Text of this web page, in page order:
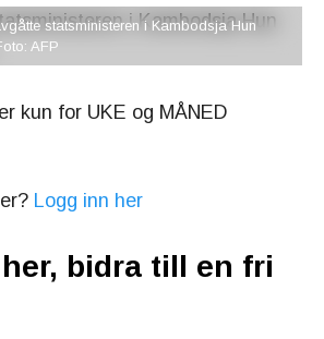
statsministeren i Kambodsja Hun
AFP
kun for UKE og MÅNED
Logg inn her
bidra till en fri